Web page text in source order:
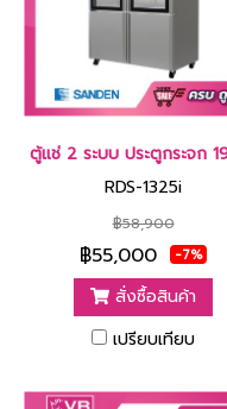
ตู้แช่ 2 ระบบ ประตูกระจก
RDS-1325i
฿58,900
฿55,000 -7%
สั่งซื้อสินค้า
เปรียบเทียบ